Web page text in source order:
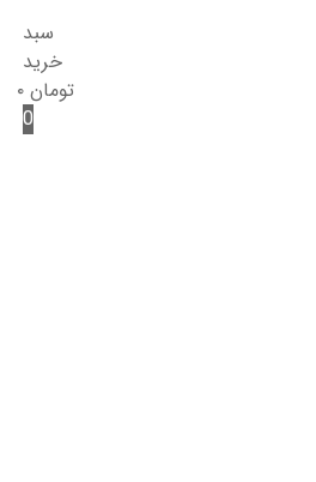
سبد
خرید
تومان ۰
0